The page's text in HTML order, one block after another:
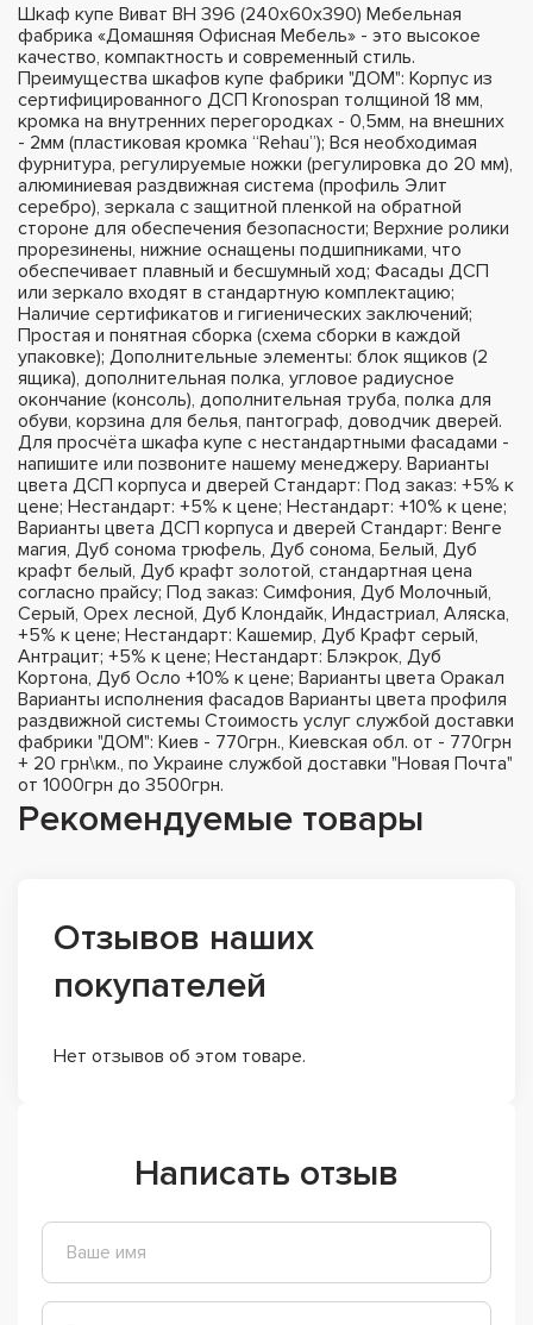
Шкаф купе Виват ВН 396 (240х60х390) Мебельная
фабрика «Домашняя Офисная Мебель» - это высокое
качество, компактность и современный стиль.
Преимущества шкафов купе фабрики "ДОМ": Корпус из
сертифицированного ДСП Kronospan толщиной 18 мм,
кромка на внутренних перегородках - 0,5мм, на внешних
- 2мм (пластиковая кромка “Rehau”); Вся необходимая
фурнитура, регулируемые ножки (регулировка до 20 мм),
алюминиевая раздвижная система (профиль Элит
серебро), зеркала с защитной пленкой на обратной
стороне для обеспечения безопасности; Верхние ролики
прорезинены, нижние оснащены подшипниками, что
обеспечивает плавный и бесшумный ход; Фасады ДСП
или зеркало входят в стандартную комплектацию;
Наличие сертификатов и гигиенических заключений;
Простая и понятная сборка (схема сборки в каждой
упаковке); Дополнительные элементы: блок ящиков (2
ящика), дополнительная полка, угловое радиусное
окончание (консоль), дополнительная труба, полка для
обуви, корзина для белья, пантограф, доводчик дверей.
Для просчёта шкафа купе с нестандартными фасадами -
напишите или позвоните нашему менеджеру. Варианты
цвета ДСП корпуса и дверей Стандарт: Под заказ: +5% к
цене; Нестандарт: +5% к цене; Нестандарт: +10% к цене;
Варианты цвета ДСП корпуса и дверей Стандарт: Венге
магия, Дуб сонома трюфель, Дуб сонома, Белый, Дуб
крафт белый, Дуб крафт золотой, стандартная цена
согласно прайсу; Под заказ: Симфония, Дуб Молочный,
Серый, Орех лесной, Дуб Клондайк, Индастриал, Аляска,
+5% к цене; Нестандарт: Кашемир, Дуб Крафт серый,
Антрацит; +5% к цене; Нестандарт: Блэкрок, Дуб
Кортона, Дуб Осло +10% к цене; Варианты цвета Оракал
Варианты исполнения фасадов Варианты цвета профиля
раздвижной системы Стоимость услуг службой доставки
фабрики "ДОМ": Киев - 770грн., Киевская обл. от - 770грн
+ 20 грн\км., по Украине службой доставки "Новая Почта"
от 1000грн до 3500грн.
Рекомендуемые товары
Отзывов наших
покупателей
Нет отзывов об этом товаре.
Написать отзыв